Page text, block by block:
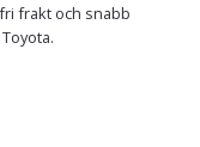
frakt och snabb